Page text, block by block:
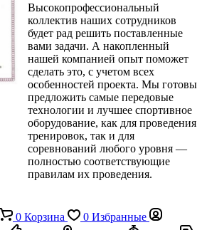
Высокопрофессиональный
коллектив наших сотрудников
будет рад решить поставленные
вами задачи. А накопленный
нашей компанией опыт поможет
сделать это, с учетом всех
особенностей проекта. Мы готовы
предложить самые передовые
технологии и лучшее спортивное
оборудование, как для проведения
тренировок, так и для
соревнований любого уровня —
полностью соответствующие
правилам их проведения.
0 Корзина 0 Избранные